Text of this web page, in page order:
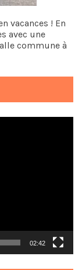
vacances ! En
avec une
commune à
02:42